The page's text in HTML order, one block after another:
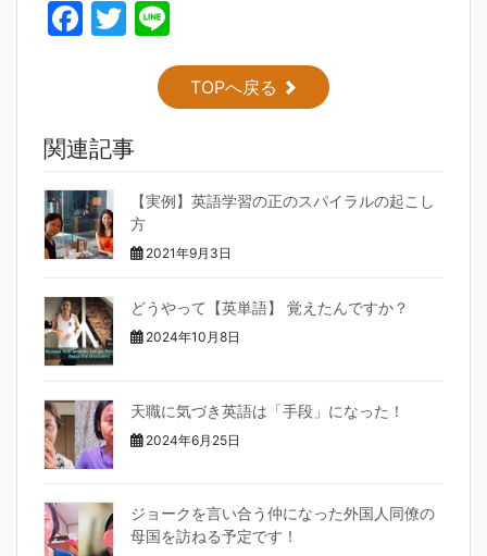
F
b
o
o
k
T
itt
TOPへ戻る
関連記事
【実例】英語学習の正のスパイラルの起こし
方
2021年9月3日
どうやって【英単語】 覚えたんですか？
2024年10月8日
天職に気づき英語は「手段」になった！
2024年6月25日
ジョークを言い合う仲になった外国人同僚の
母国を訪ねる予定です！